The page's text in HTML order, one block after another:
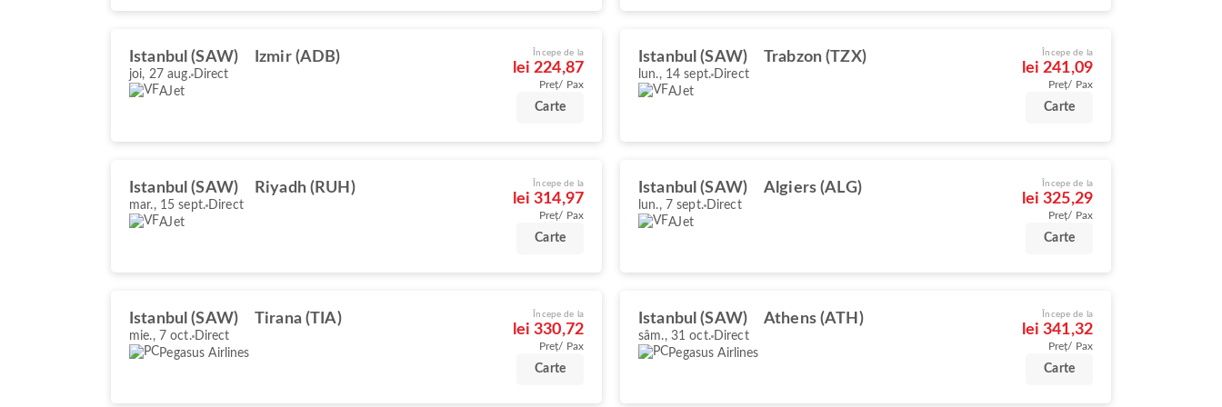
Istanbul (SAW) Izmir (ADB)
joi, 27 aug. Direct
AJet
Începe de la
lei 224,87
Preț/ Pax
Carte
Istanbul (SAW) Trabzon (TZX)
lun., 14 sept. Direct
AJet
Începe de la
lei 241,09
Preț/ Pax
Carte
Istanbul (SAW) Riyadh (RUH)
mar., 15 sept. Direct
AJet
Începe de la
lei 314,97
Preț/ Pax
Carte
Istanbul (SAW) Algiers (ALG)
lun., 7 sept. Direct
AJet
Începe de la
lei 325,29
Preț/ Pax
Carte
Istanbul (SAW) Tirana (TIA)
mie., 7 oct. Direct
Pegasus Airlines
Începe de la
lei 330,72
Preț/ Pax
Carte
Istanbul (SAW) Athens (ATH)
sâm., 31 oct. Direct
Pegasus Airlines
Începe de la
lei 341,32
Preț/ Pax
Carte